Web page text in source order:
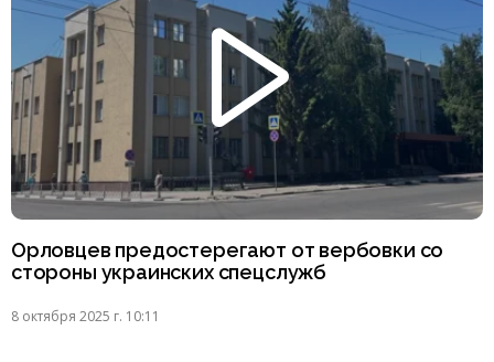
Орловцев предостерегают от вербовки со
стороны украинских спецслужб
8 октября 2025 г. 10:11